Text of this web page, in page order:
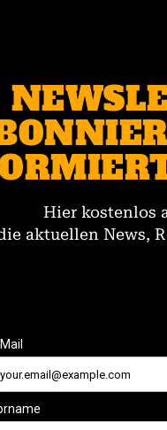
Hier kostenlos
aktuellen News,